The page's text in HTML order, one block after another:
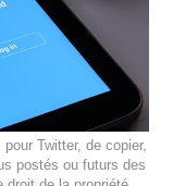
Twitter, de copier,
postés ou futurs des